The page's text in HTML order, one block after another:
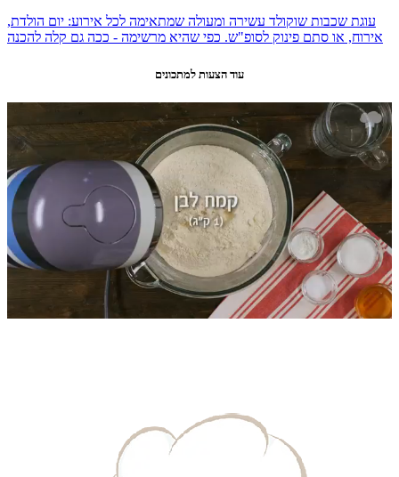
עוגת שכבות שוקולד עשירה ומעולה שמתאימה לכל אירוע: יום הולדת,
אירוח, או סתם פינוק לסופ"ש. כפי שהיא מרשימה - ככה גם קלה להכנה
עוד הצעות למתכונים